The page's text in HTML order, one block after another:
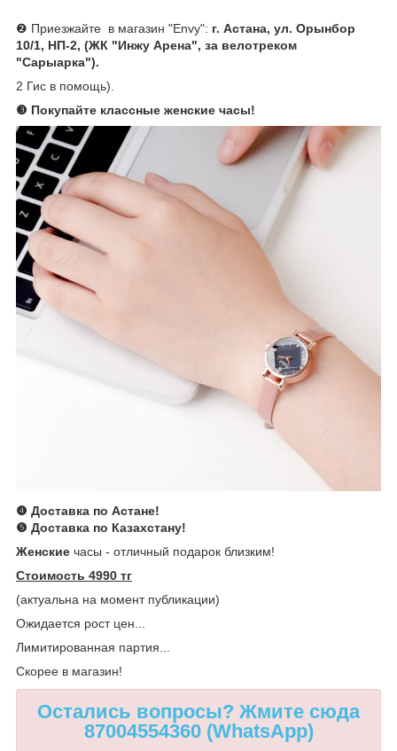
❷ Приезжайте в магазин "Envy": г. Астана, ул. Орынбор
10/1, НП-2, (ЖК "Инжу Арена", за велотреком
"Сарыарка").
2 Гис в помощь).
❸ Покупайте классные женские часы!
❹ Доставка по Астане!
❺ Доставка по Казахстану!
Женские часы - отличный подарок близким!
Стоимость 4990 тг
(актуальна на момент публикации)
Ожидается рост цен...
Лимитированная партия...
Скорее в магазин!
Остались вопросы? Жмите сюда
87004554360 (WhatsApp)